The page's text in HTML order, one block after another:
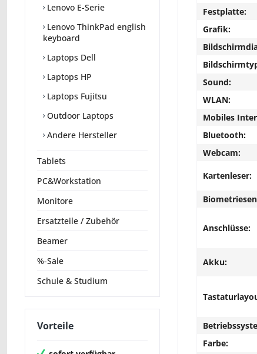
Lenovo E-Serie
Lenovo ThinkPad english
keyboard
Laptops Dell
Laptops HP
Laptops Fujitsu
Outdoor Laptops
Andere Hersteller
Tablets
PC&Workstation
Monitore
Ersatzteile / Zubehör
Beamer
%-Sale
Schule & Studium
Vorteile
Festplatte:
Grafik:
Sound:
WLAN:
Mobiles
Bluetooth:
Webcam:
Kartenleser:
Anschlüsse:
Akku:
Farbe: